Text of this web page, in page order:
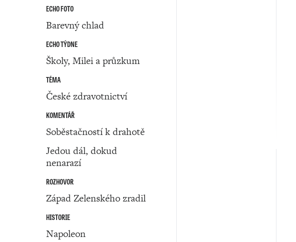
ECHO FOTO
Barevný chlad
ECHO TÝDNE
Školy, Milei a průzkum
TÉMA
České zdravotnictví
KOMENTÁŘ
Soběstačností k drahotě
Jedou dál, dokud
nenarazí
ROZHOVOR
Západ Zelenského zradil
HISTORIE
Napoleon